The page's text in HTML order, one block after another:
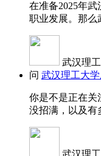
在准备2025年
职业发展。那么
武汉理
问 武汉理工大
你是不是正在关
没招满，以及有